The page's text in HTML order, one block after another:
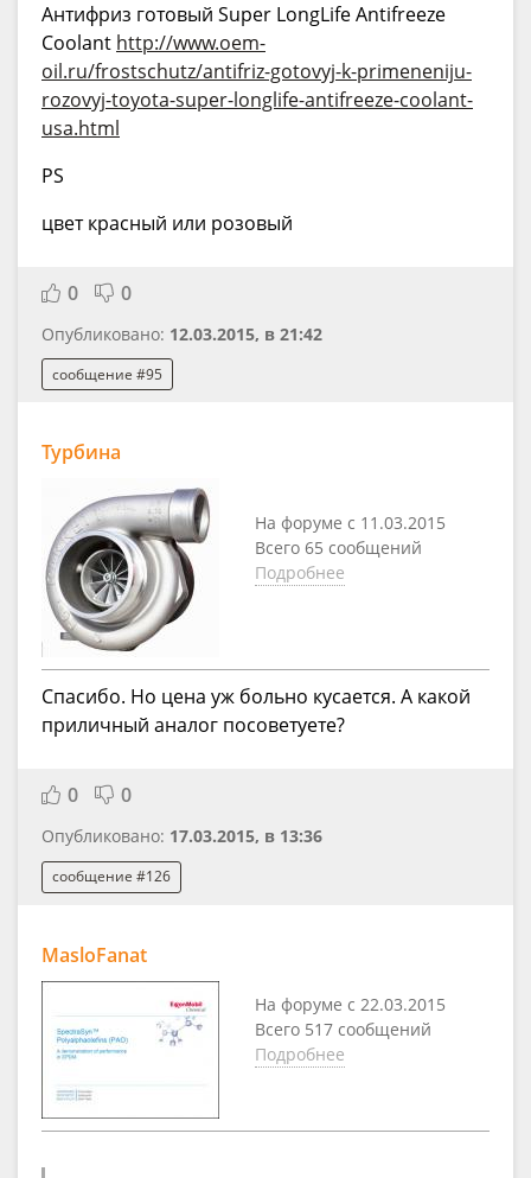
Антифриз готовый Super LongLife Antifreeze
Coolant http://www.oem-
oil.ru/frostschutz/antifriz-gotovyj-k-primeneniju-
rozovyj-toyota-super-longlife-antifreeze-coolant-
usa.html
PS
цвет красный или розовый
0 0
Опубликовано: 12.03.2015, в 21:42
сообщение #95
Турбина
На форуме с 11.03.2015
Всего 65 сообщений
Подробнее
Спасибо. Но цена уж больно кусается. А какой
приличный аналог посоветуете?
0 0
Опубликовано: 17.03.2015, в 13:36
сообщение #126
MasloFanat
На форуме с 22.03.2015
Всего 517 сообщений
Подробнее